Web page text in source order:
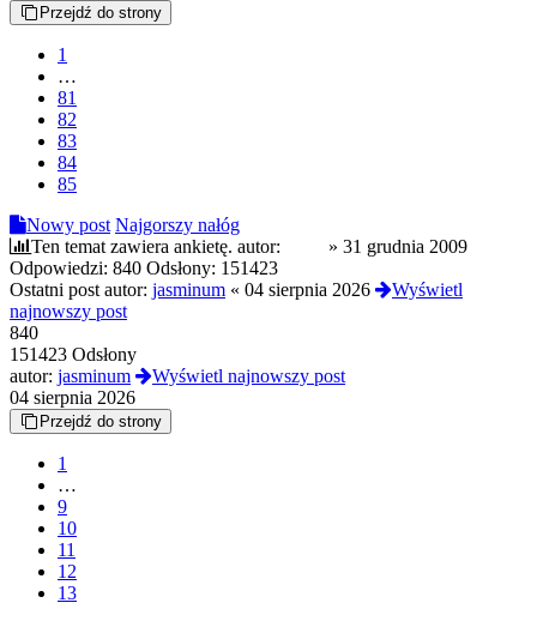
Przejdź do strony
1
…
81
82
83
84
85
Nowy post Najgorszy nałóg
Ten temat zawiera ankietę. autor: » 31 grudnia 2009
Odpowiedzi: 840 Odsłony: 151423
Ostatni post autor: jasminum « 04 sierpnia 2026
Wyświetl
najnowszy post
840
151423 Odsłony
autor: jasminum
Wyświetl najnowszy post
04 sierpnia 2026
Przejdź do strony
1
…
9
10
11
12
13